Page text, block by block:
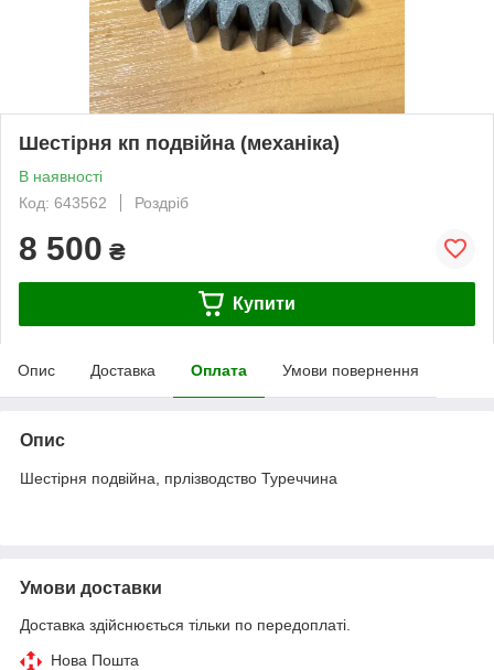
Шестірня кп подвійна (механіка)
В наявності
Код: 643562
Роздріб
8 500 ₴
Купити
Опис Доставка Оплата Умови повернення
Опис
Шестірня подвійна, прлізводство Туреччина
Умови доставки
Доставка здійснюється тільки по передоплаті.
Нова Пошта